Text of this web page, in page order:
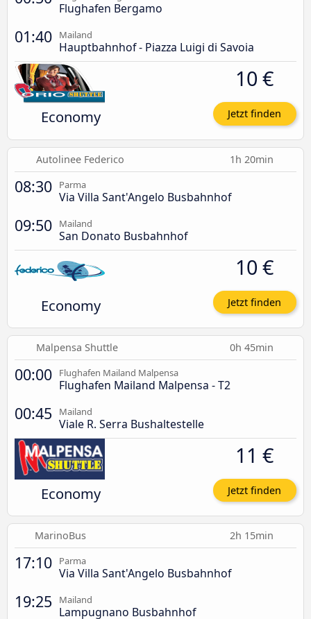
Flughafen Bergamo
01:40 Mailand
Hauptbahnhof - Piazza Luigi di Savoia
Economy
10 €
Jetzt finden
Autolinee Federico 1h 20min
08:30 Parma
Via Villa Sant'Angelo Busbahnhof
09:50 Mailand
San Donato Busbahnhof
Economy
10 €
Jetzt finden
Malpensa Shuttle 0h 45min
00:00 Flughafen Mailand Malpensa
Flughafen Mailand Malpensa - T2
00:45 Mailand
Viale R. Serra Bushaltestelle
Economy
11 €
Jetzt finden
MarinoBus 2h 15min
17:10 Parma
Via Villa Sant'Angelo Busbahnhof
19:25 Mailand
Lampugnano Busbahnhof